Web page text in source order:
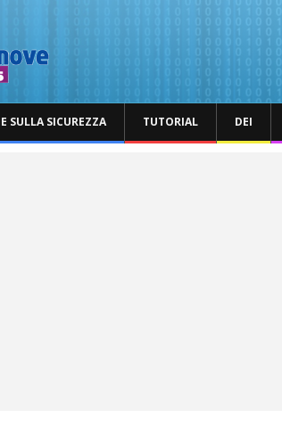
SULLA SICUREZZA TUTORIAL DEI